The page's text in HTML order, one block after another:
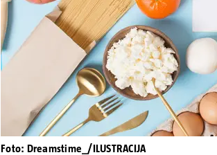
Foto: Dreamstime_/ILUSTRACIJA